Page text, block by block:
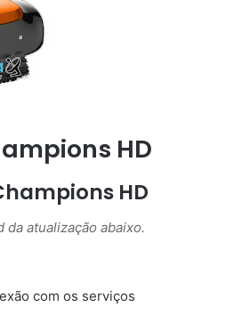
HD
HD
atualização abaixo.
com os serviços